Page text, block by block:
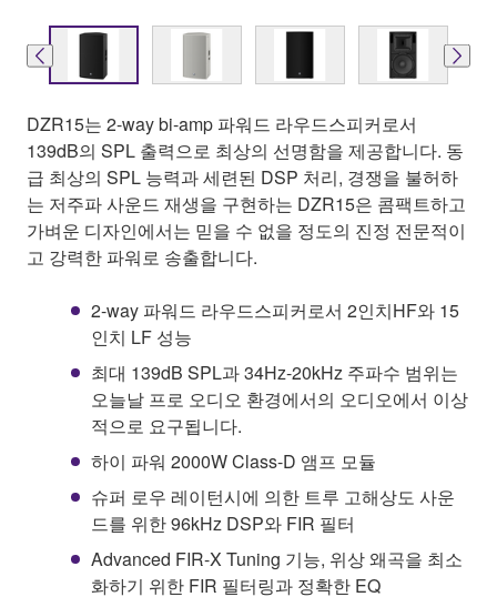
DZR15는 2-way bi-amp 파워드 라우드스피커로서
139dB의 SPL 출력으로 최상의 선명함을 제공합니다. 동
급 최상의 SPL 능력과 세련된 DSP 처리, 경쟁을 불허하
는 저주파 사운드 재생을 구현하는 DZR15은 콤팩트하고
가벼운 디자인에서는 믿을 수 없을 정도의 진정 전문적이
고 강력한 파워로 송출합니다.
2-way 파워드 라우드스피커로서 2인치HF와 15
인치 LF 성능
최대 139dB SPL과 34Hz-20kHz 주파수 범위는
오늘날 프로 오디오 환경에서의 오디오에서 이상
적으로 요구됩니다.
하이 파워 2000W Class-D 앰프 모듈
슈퍼 로우 레이턴시에 의한 트루 고해상도 사운
드를 위한 96kHz DSP와 FIR 필터
Advanced FIR-X Tuning 기능, 위상 왜곡을 최소
화하기 위한 FIR 필터링과 정확한 EQ